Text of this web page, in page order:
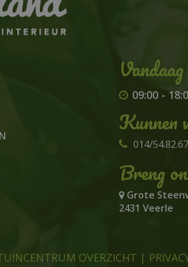
09:00 -
Kunnen
014/54.82.67
Breng
Grote
2431 Veerle
OVERZICHT |